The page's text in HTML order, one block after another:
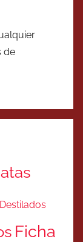
de
Destilados
Ficha